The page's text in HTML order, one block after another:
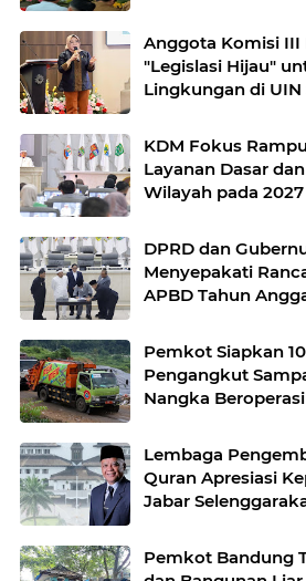
Anggota Komisi III
"Legislasi Hijau"
Lingkungan di UIN
KDM Fokus
Layanan Dasar
Wilayah pada 2027
DPRD dan
Menyepakati
APBD Tahun
Pemkot Siapkan
Pengangkut
Nangka Beroperasi
Lembaga
Quran Apresiasi
Jabar
Pemkot Bandung